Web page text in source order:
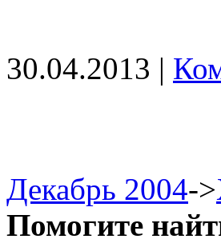
30.04.2013 |
Декабрь 2004->
Помогите